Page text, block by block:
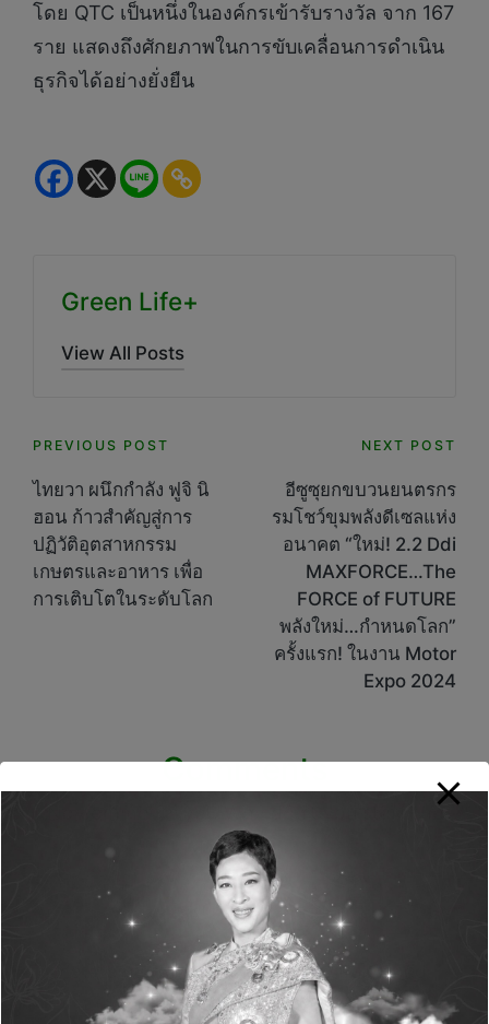
โดย QTC เป็นหนึ่งในองค์กรเข้ารับรางวัล จาก 167
ราย แสดงถึงศักยภาพในการขับเคลื่อนการดำเนิน
ธุรกิจได้อย่างยั่งยืน
Green Life+
View All Posts
Post
navigation
PREVIOUS POST
ไทยวา ผนึกกำลัง ฟูจิ นิ
ฮอน ก้าวสำคัญสู่การ
ปฏิวัติอุตสาหกรรม
เกษตรและอาหาร เพื่อ
การเติบโตในระดับโลก
NEXT POST
อีซูซุยกขบวนยนตรกร
รมโชว์ขุมพลังดีเซลแห่ง
อนาคต “ใหม่! 2.2 Ddi
MAXFORCE…The
FORCE of FUTURE
พลังใหม่…กำหนดโลก”
ครั้งแรก! ในงาน Motor
Expo 2024
Comments
discussion?
Leave a Reply
Your email address will not be published.
Required fields are marked*